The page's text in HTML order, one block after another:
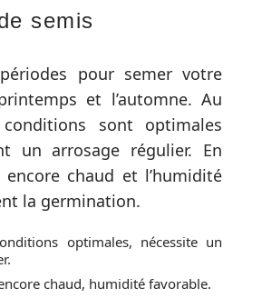
semis
pour semer votre
et l’automne. Au
sont optimales
un arrosage régulier. En
chaud et l’humidité
la germination.
optimales, nécessite un
chaud, humidité favorable.